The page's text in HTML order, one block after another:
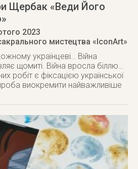
Щербак «Веди Його
2023
мистецтва «IconArt»
українцеві… Війна
щомиті. Війна вросла біллю…
робіт є фіксацією української
виокремити найважливіше